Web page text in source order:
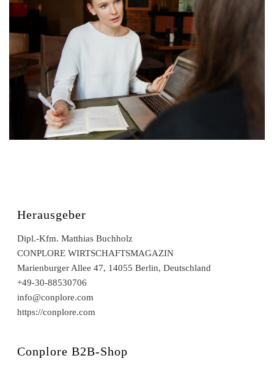
Herausgeber
Dipl.-Kfm. Matthias Buchholz
CONPLORE WIRTSCHAFTSMAGAZIN
Marienburger Allee 47, 14055 Berlin, Deutschland
+49-30-88530706
info@conplore.com
https://conplore.com
Conplore B2B-Shop